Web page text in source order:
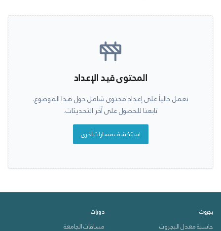
المحتوى قيد الإعداد
نعمل حالياً على إعداد محتوى شامل حول هذا الموضوع.
تابعنا للحصول على آخر التحديثات.
استكشف مسارات أخرى
بجروت
حاسبة معدل البجروت
دورات
مساقات الجامعة